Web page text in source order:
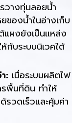
วางทุ่นลอยน้ำ
ของน้ำในอ่างเก็บ
แผงยังเป็นแหล่ง
บระบบนิเวศใต้
: เมื่อระบบผลิตไฟ
รพื้นที่ดิน ทำให้
รวดเร็วและคุ้มค่า